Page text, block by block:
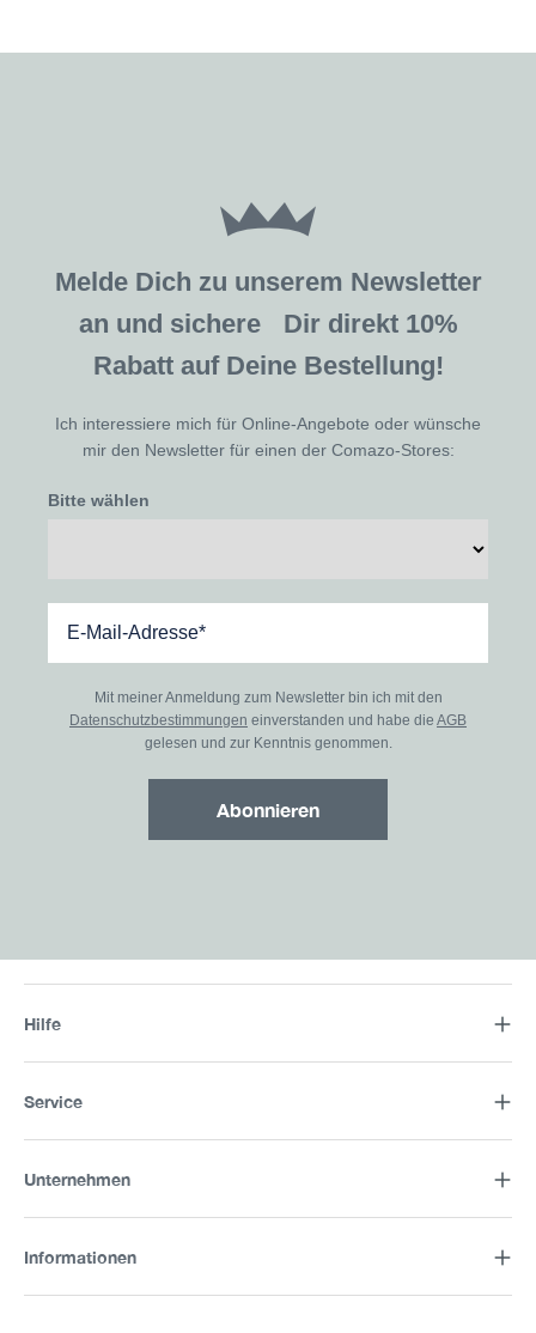
Melde Dich zu unserem Newsletter
an und sichere Dir direkt 10%
Rabatt auf Deine Bestellung!
Ich interessiere mich für Online-Angebote oder wünsche
mir den Newsletter für einen der Comazo-Stores:
Bitte wählen
Mit meiner Anmeldung zum Newsletter bin ich mit den
Datenschutzbestimmungen einverstanden und habe die AGB
gelesen und zur Kenntnis genommen.
Abonnieren
Hilfe
Service
Unternehmen
Informationen